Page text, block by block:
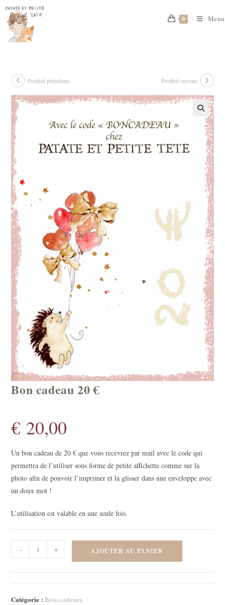
Skip
content
0 Menu
Produit précédent Produit suivant
Bon cadeau 20 €
€ 20,00
Un bon cadeau de 20 € que vous recevrez par mail avec le code qui
permettra de l’utiliser sous forme de petite affichette comme sur la
photo afin de pouvoir l’imprimer et la glisser dans une enveloppe avec
un doux mot !
L’utilisation est valable en une seule fois.
de
Bon
cadeau
20
- + AJOUTER AU PANIER
Catégorie : Bons cadeaux